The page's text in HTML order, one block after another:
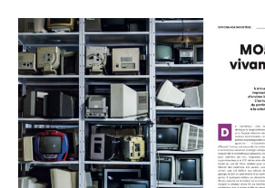
Reportages
Parutions
CONTACT
BOUTIQUE